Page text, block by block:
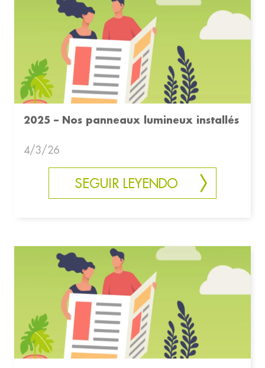
2025 – Nos panneaux lumineux installés
4/3/26
SEGUIR LEYENDO